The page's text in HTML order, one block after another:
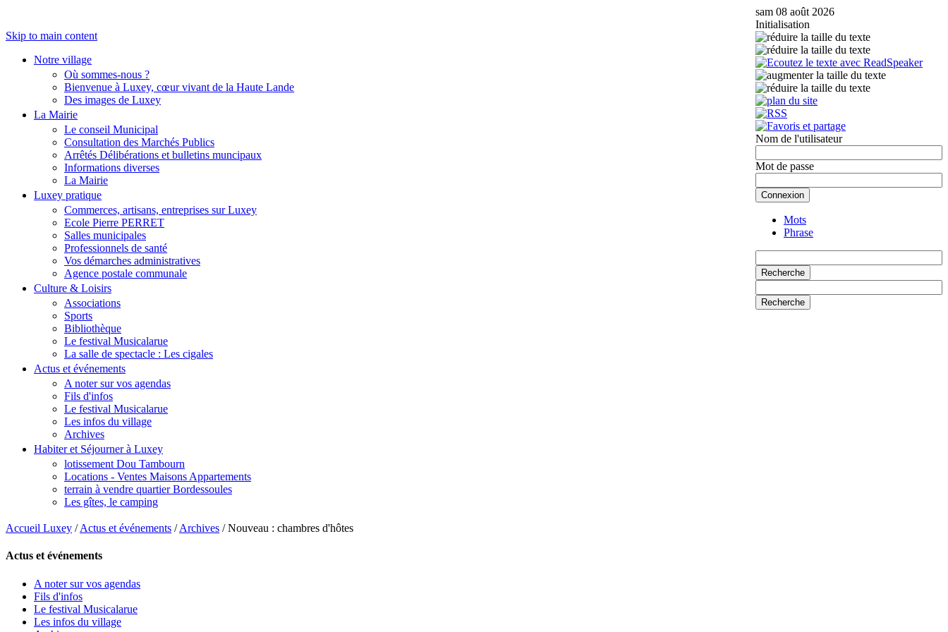
sam 08 août 2026
Initialisation
Nom de l'utilisateur
Mot de passe
Mots
Phrase
Skip to main content
Notre village
Où sommes-nous ?
Bienvenue à Luxey, cœur vivant de la Haute Lande
Des images de Luxey
La Mairie
Le conseil Municipal
Consultation des Marchés Publics
Arrêtés Délibérations et bulletins muncipaux
Informations diverses
La Mairie
Luxey pratique
Commerces, artisans, entreprises sur Luxey
Ecole Pierre PERRET
Salles municipales
Professionnels de santé
Vos démarches administratives
Agence postale communale
Culture & Loisirs
Associations
Sports
Bibliothèque
Le festival Musicalarue
La salle de spectacle : Les cigales
Actus et événements
A noter sur vos agendas
Fils d'infos
Le festival Musicalarue
Les infos du village
Archives
Habiter et Séjourner à Luxey
lotissement Dou Tambourn
Locations - Ventes Maisons Appartements
terrain à vendre quartier Bordessoules
Les gîtes, le camping
Accueil Luxey / Actus et événements / Archives / Nouveau : chambres d'hôtes
Actus et événements
A noter sur vos agendas
Fils d'infos
Le festival Musicalarue
Les infos du village